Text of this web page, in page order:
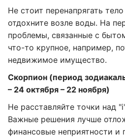
Не стоит перенапрягать
отдохните возле воды. На
проблемы, связанные с
что-то крупное, например,
недвижимое имущество.
Скорпион (период
– 24 октября – 22 ноября)
Не расставляйте точки над
Важные решения лучше
финансовые неприятности